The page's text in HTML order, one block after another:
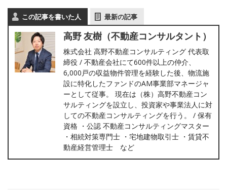
この記事を書いた人 最新の記事
高野 友樹（不動産コンサルタント）
株式会社 高野不動産コンサルティング 代表取
締役 / 不動産会社にて600件以上の仲介、
6,000戸の収益物件管理を経験した後、物流施
設に特化したファンドのAM事業部マネージャ
ーとして従事。 現在は（株）高野不動産コン
サルティングを設立し、投資家や事業法人に対
しての不動産コンサルティングを行う。 / 保有
資格 ・公認 不動産コンサルティングマスター
・相続対策専門士 ・宅地建物取引士 ・賃貸不
動産経営管理士 など